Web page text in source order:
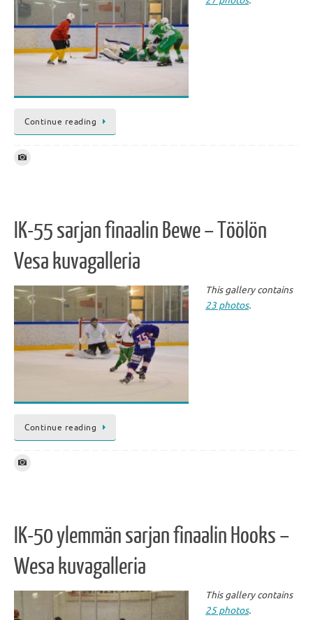
Continue reading
IK-55 sarjan finaalin Bewe – Töölön
Vesa kuvagalleria
This gallery contains
23 photos.
Continue reading
IK-50 ylemmän sarjan finaalin Hooks –
Wesa kuvagalleria
This gallery contains
25 photos.